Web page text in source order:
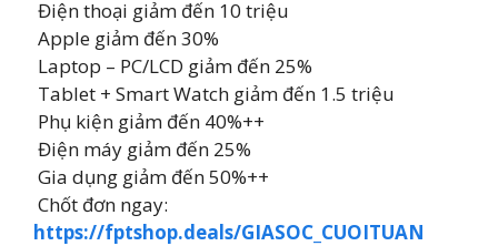
Điện thoại giảm đến 10 triệu
Apple giảm đến 30%
Laptop – PC/LCD giảm đến 25%
Tablet + Smart Watch giảm đến 1.5 triệu
Phụ kiện giảm đến 40%++
Điện máy giảm đến 25%
Gia dụng giảm đến 50%++
Chốt đơn ngay:
https://fptshop.deals/GIASOC_CUOITUAN